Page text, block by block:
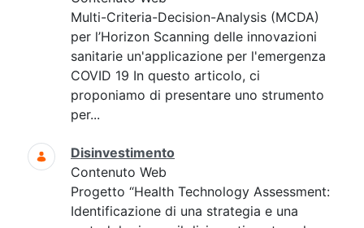
Multi-Criteria-Decision-Analysis (MCDA)
per l’Horizon Scanning delle innovazioni
sanitarie un'applicazione per l'emergenza
COVID 19 In questo articolo, ci
proponiamo di presentare uno strumento
per...
Disinvestimento
Contenuto Web
Progetto “Health Technology Assessment:
Identificazione di una strategia e una